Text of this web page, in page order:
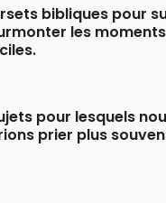
bibliques pour
les moments
pour lesquels
prier plus